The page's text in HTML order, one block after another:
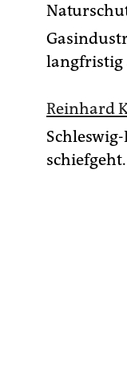
langfristig
Reinhard